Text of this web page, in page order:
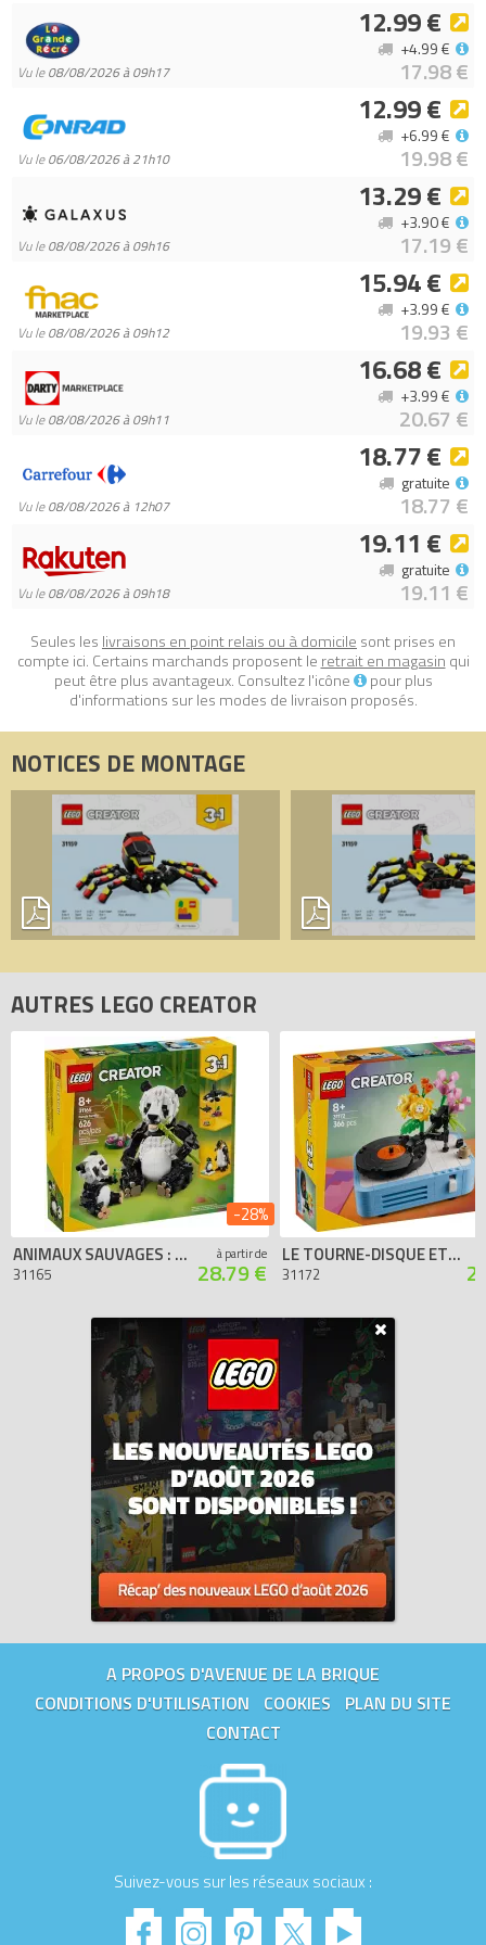
l’araignée surprenante (Wild Animals: Surprising Spider)sur
Avenue de la brique, comparateur de prix 100% LEGO.
Code EAN du LEGO Creator 31159 : 5702017822242.
Vu le08/08/2026 à 09h17
12.99 €
17.98 €
+4.99 €
Vu le06/08/2026 à 21h10
12.99 €
19.98 €
+6.99 €
Vu le08/08/2026 à 09h16
13.29 €
17.19 €
+3.90 €
Vu le08/08/2026 à 09h12
15.94 €
19.93 €
+3.99 €
Vu le08/08/2026 à 09h11
16.68 €
20.67 €
+3.99 €
Vu le08/08/2026 à 12h07
18.77 €
18.77 €
gratuite
Vu le08/08/2026 à 09h18
19.11 €
19.11 €
gratuite
Seules les livraisons en point relais ou à domicile sont prises en
compte ici. Certains marchands proposent le retrait en magasin qui
peut être plus avantageux. Consultez l'icône
pour plus
d'informations sur les modes de livraison proposés.
NOTICES DE MONTAGE
AUTRES LEGO CREATOR
ANIMAUX SAUVAGES : LA FAMILLE DE PANDAS
31165
à partir de
28.79 €
-28%
LE TOURNE-DISQUE ET SES FLEURS
31172
A PROPOS D'AVENUE DE LA BRIQUE
CONDITIONS D'UTILISATION
COOKIES
PLAN DU SITE
CONTACT
Suivez-vous sur les réseaux sociaux :